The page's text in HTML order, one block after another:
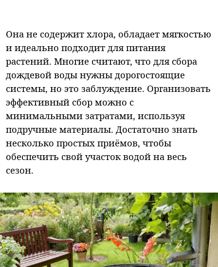
Она не содержит хлора, обладает мягкостью
и идеально подходит для питания
растений. Многие считают, что для сбора
дождевой воды нужны дорогостоящие
системы, но это заблуждение. Организовать
эффективный сбор можно с
минимальными затратами, используя
подручные материалы. Достаточно знать
несколько простых приёмов, чтобы
обеспечить свой участок водой на весь
сезон.